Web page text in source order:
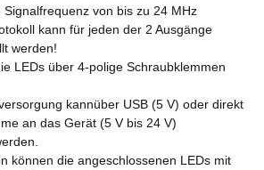
von bis zu 24 MHz
kann für jeden der 2 Ausgänge
werden!
LEDs über 4-polige Schraubklemmen
kannüber USB (5 V) oder direkt
an das Gerät (5 V bis 24 V)
können die angeschlossenen LEDs mit